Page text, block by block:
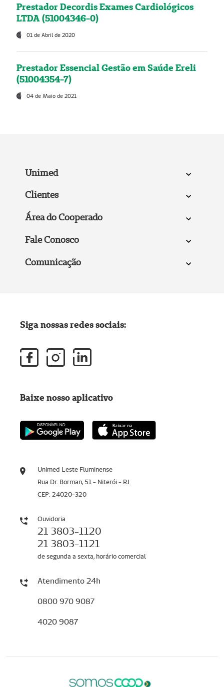
Prestador Decordis Exames Cardiológicos
LTDA (51004346-0)
01 de Abril de 2020
Prestador Essencial Gestão em Saúde Ereli
(51004354-7)
04 de Maio de 2021
Unimed
Clientes
Área do Cooperado
Fale Conosco
Comunicação
Unimed Leste Fluminense
Rua Dr. Borman, 51 - Niterói - RJ
CEP: 24020-320
Ouvidoria
21 3803-1120
21 3803-1121
de segunda a sexta, horário comercial
Atendimento 24h
0800 970 9087
4020 9087
Siga nossas redes sociais:
Baixe nosso aplicativo